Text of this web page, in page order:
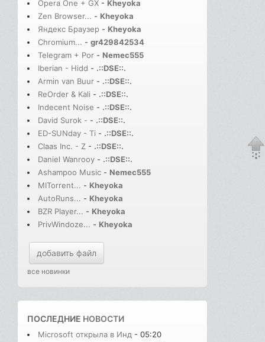
Opera One + GX - Kheyoka
Zen Browser... - Kheyoka
Яндекс Браузер - Kheyoka
Chromium... - gr429842534
Telegram + Por - Nemec555
Iberian - Hidd - .::DSE::.
Armin van Buur - .::DSE::.
ReOrder & Kali - .::DSE::.
Indecent Noise - .::DSE::.
David Surok - - .::DSE::.
ED-SUNday - Ti - .::DSE::.
Claas Inc. - Z - .::DSE::.
Daniel Wanrooy - .::DSE::.
Ashampoo Music - Nemec555
MITorrent... - Kheyoka
AutoRuns... - Kheyoka
BZR Player... - Kheyoka
PrivWindoze... - Kheyoka
добавить файл
все новинки
ПОСЛЕДНИЕ НОВОСТИ
Microsoft открыла в Инд - 05:20